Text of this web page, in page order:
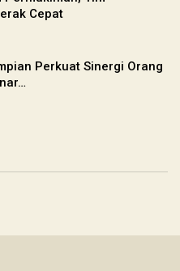
Cepat
Perkuat Sinergi Orang